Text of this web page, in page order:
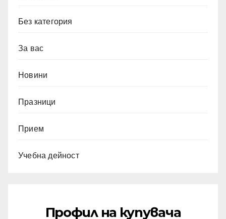
Без категория
За вас
Новини
Празници
Прием
Учебна дейност
Профил на купувача